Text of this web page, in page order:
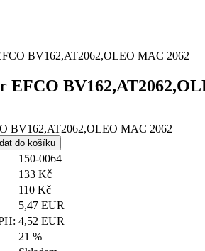
BV162,AT2062,OLEO MAC 2062
EFCO
150-0064
133 Kč
110 Kč
5,47 EUR
4,52 EUR
21 %